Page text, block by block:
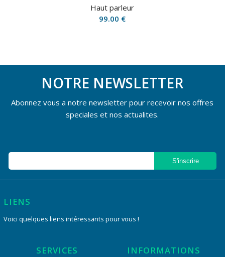
Haut parleur
99.00 €
NOTRE NEWSLETTER
Abonnez vous a notre newsletter pour recevoir nos offres
speciales et nos actualites.
LIENS
Voici quelques liens intéressants pour vous !
SERVICES INFORMATIONS